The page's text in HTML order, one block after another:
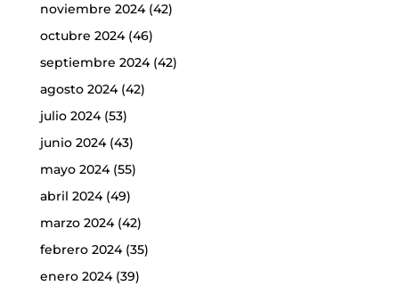
noviembre 2024(42)
octubre 2024(46)
septiembre 2024(42)
agosto 2024(42)
julio 2024(53)
junio 2024(43)
mayo 2024(55)
abril 2024(49)
marzo 2024(42)
febrero 2024(35)
enero 2024(39)